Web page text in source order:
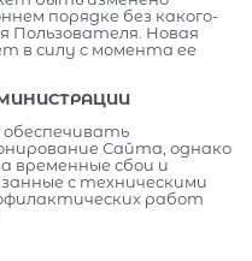
порядке без какого-
Пользователя. Новая
в силу с момента ее
Сайта, однако
временные сбои и
с техническими
работ